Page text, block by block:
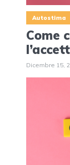
Autostima
Come
Dicembre 15,